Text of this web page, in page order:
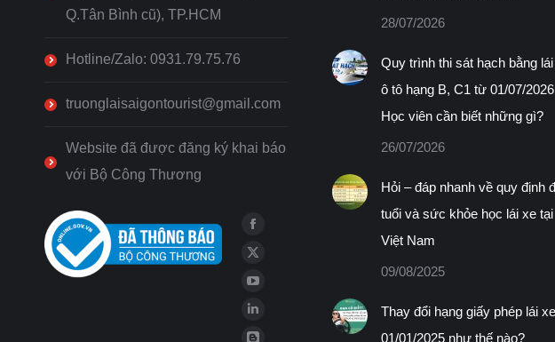
Q.Tân Bình cũ), TP.HCM
Hotline/Zalo: 0931.79.75.76
truonglaisaigontourist@gmail.com
Website đã được đăng ký khai báo
với Bộ Công Thương
Find us on:
Facebook
page
opens
in
X
page
opens
in
page
opens
28/07/2026
Quy trình thi sát hạch bằng
ô tô hạng B, C1 từ 01/07/
Học viên cần biết những gì?
26/07/2026
Hỏi – đáp nhanh về quy định
tuổi và sức khỏe học lái xe tại
Việt Nam
09/08/2025
Thay đổi hạng giấy phép lái
01/01/2025 như thế nào?